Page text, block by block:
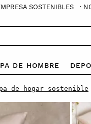
SOSTENIBLES ·
DE HOMBRE
de hogar sostenible